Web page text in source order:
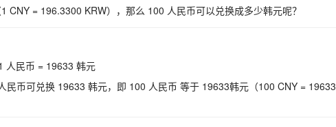
CNY = 196.3300 KRW），那么 100 人民币可以兑换成多少韩元呢？
人民币 = 19633 韩元
民币可兑换 19633 韩元，即 100 人民币 等于 19633韩元（100 CNY = 19633